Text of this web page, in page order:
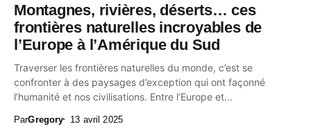
Montagnes, rivières, déserts… ces
frontières naturelles incroyables de
l’Europe à l’Amérique du Sud
Traverser les frontières naturelles du monde, c’est se
confronter à des paysages d’exception qui ont façonné
l’humanité et nos civilisations. Entre l’Europe et...
ParGregory 13 avril 2025